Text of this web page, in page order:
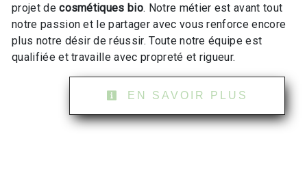
projet decosmétiques bio. Notre métier est avant tout
notre passion et le partager avec vous renforce encore
plus notre désir de réussir. Toute notre équipe est
qualifiée et travaille avec propreté et rigueur.
EN SAVOIR PLUS